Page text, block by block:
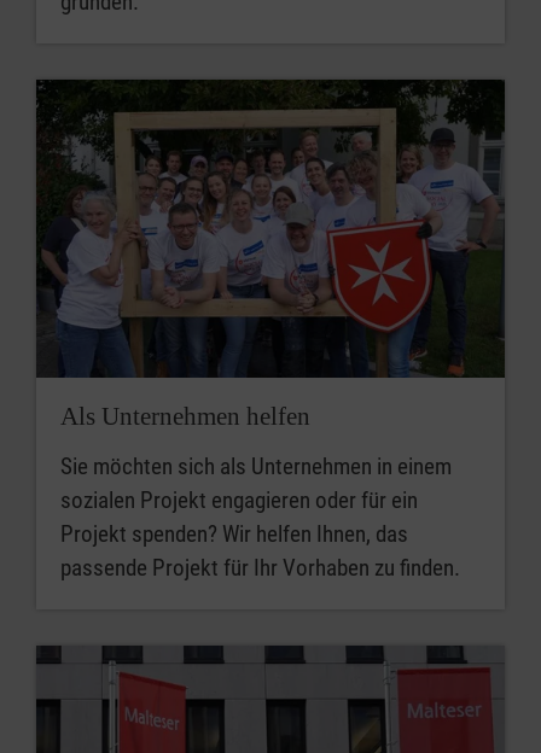
Als Unternehmen helfen
Sie möchten sich als Unternehmen in einem
sozialen Projekt engagieren oder für ein
Projekt spenden? Wir helfen Ihnen, das
passende Projekt für Ihr Vorhaben zu finden.